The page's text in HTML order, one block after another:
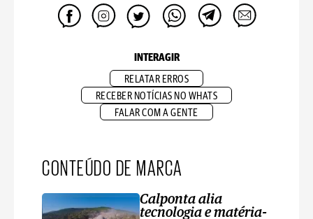
INTERAGIR
RELATAR ERROS
RECEBER NOTÍCIAS NO WHATS
FALAR COM A GENTE
CONTEÚDO DE MARCA
Calponta alia
tecnologia e matéria-